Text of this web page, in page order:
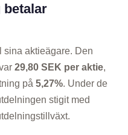
betalar
sina aktieägare. Den
29,80 SEK per aktie,
på 5,27%. Under de
stigit med